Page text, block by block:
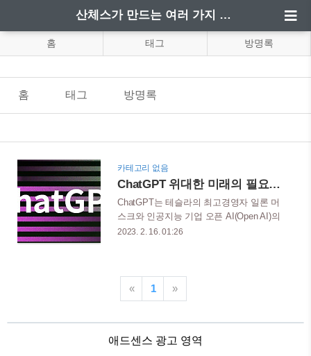
산체스가 만드는 여러 가지 정보
홈 태그 방명록
홈 태그 방명록
카테고리 없음
ChatGPT 위대한 미래의 필요조건 4차 산업혁명
ChatGPT는 테슬라의 최고경영자 일론 머
스크와 인공지능 기업 오픈 AI(Open AI)의
샘 알트먼 최고 경영자가 개발한 대화형
더욱더 사람들을 놀라게 할 만한 혁신적인
모습으로 재탄생을 예고하고 있다.
ChatGPT which interacts in a
2023. 2. 16. 01:26
« 1 »
애드센스 광고 영역